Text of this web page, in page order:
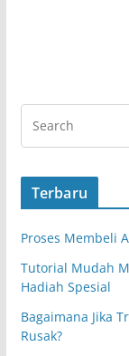
Terbaru
Proses Membeli
Tutorial Mudah
Hadiah Spesial
Bagaimana Jika
Rusak?